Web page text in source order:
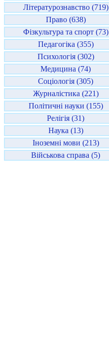
Літературознавство (719)
Право (638)
Фізкультура та спорт (73)
Педагогіка (355)
Психологія (302)
Медицина (74)
Соціологія (305)
Журналістика (221)
Політичні науки (155)
Релігія (31)
Наука (13)
Іноземні мови (213)
Військова справа (5)